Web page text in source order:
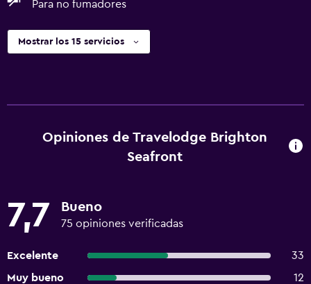
Para no fumadores
Mostrar los 15 servicios
Opiniones de Travelodge Brighton
Seafront
7,7 Bueno
75 opiniones verificadas
Excelente
33
Muy bueno
12